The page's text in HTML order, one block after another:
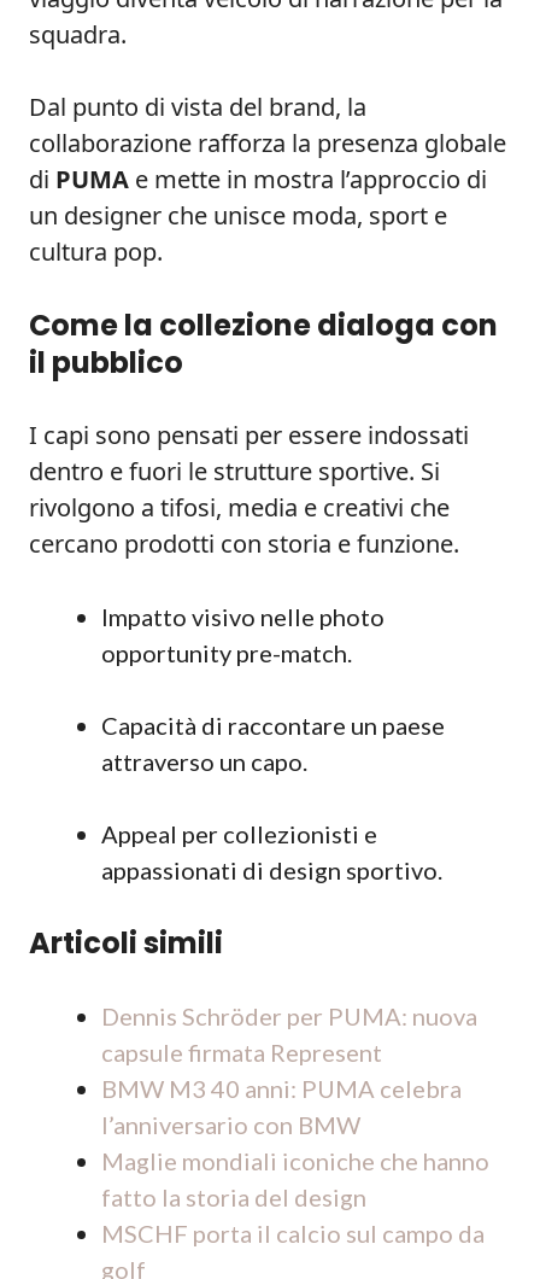
squadra.
Dal punto di vista del brand, la
collaborazione rafforza la presenza globale
di PUMA e mette in mostra l’approccio di
un designer che unisce moda, sport e
cultura pop.
Come la collezione dialoga con
il pubblico
I capi sono pensati per essere indossati
dentro e fuori le strutture sportive. Si
rivolgono a tifosi, media e creativi che
cercano prodotti con storia e funzione.
Impatto visivo nelle photo
opportunity pre-match.
Capacità di raccontare un paese
attraverso un capo.
Appeal per collezionisti e
appassionati di design sportivo.
Articoli simili
Dennis Schröder per PUMA: nuova
capsule firmata Represent
BMW M3 40 anni: PUMA celebra
l’anniversario con BMW
Maglie mondiali iconiche che hanno
fatto la storia del design
MSCHF porta il calcio sul campo da
golf